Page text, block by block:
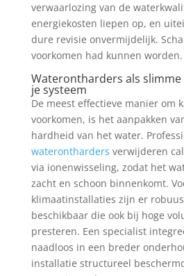
verwaarlozing van de
energiekosten liepen op, en
dure revisie onvermijdelijk.
voorkomen had kunnen worden.
Waterontharders als
je systeem
De meest effectieve manier om
voorkomen, is het aanpakken
hardheid van het water.
waterontharders verwijderen
via ionenwisseling, zodat het
zacht en schoon binnenkomt.
klimaatinstallaties zijn er
beschikbaar die ook bij hoge
presteren. Een specialist
naadloos in een breder
installatie structureel